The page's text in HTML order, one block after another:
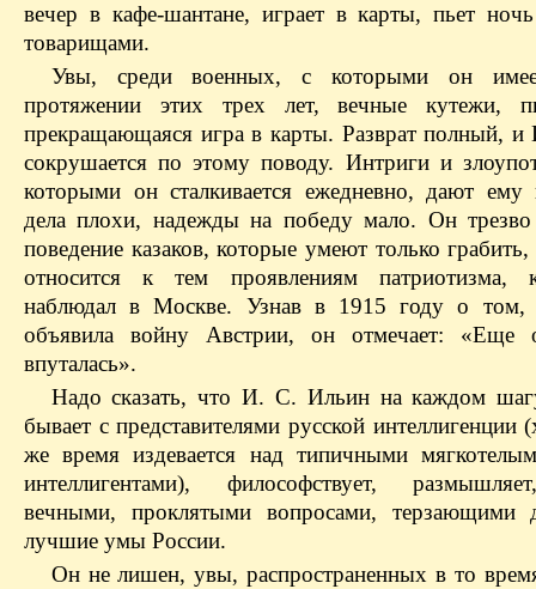
вечер в кафе-шантане, играет в карты, пьет
товарищами.
Увы, среди военных, с которыми он
протяжении этих трех лет, вечные кутежи,
прекращающаяся игра в карты. Разврат полный, и
сокрушается по этому поводу. Интриги и
которыми он сталкивается ежедневно, дают ему
дела плохи, надежды на победу мало. Он
поведение казаков, которые умеют только грабить,
относится к тем проявлениям патриотизма,
наблюдал в Москве. Узнав в 1915 году о том,
объявила войну Австрии, он отмечает: «Еще
впуталась».
Надо сказать, что И. С. Ильин на каждом
бывает с представителями русской интеллигенции
же время издевается над типичными
интеллигентами), философствует,
вечными, проклятыми вопросами,
лучшие умы России.
Он не лишен, увы, распространенных в то